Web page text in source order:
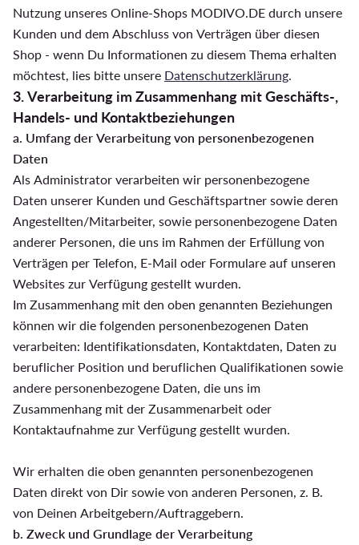
Nutzung unseres Online-Shops MODIVO.DE durch unsere
Kunden und dem Abschluss von Verträgen über diesen
Shop - wenn Du Informationen zu diesem Thema erhalten
möchtest, lies bitte unsere Datenschutzerklärung.
3. Verarbeitung im Zusammenhang mit Geschäfts-,
Handels- und Kontaktbeziehungen
a. Umfang der Verarbeitung von personenbezogenen
Daten
Als Administrator verarbeiten wir personenbezogene
Daten unserer Kunden und Geschäftspartner sowie deren
Angestellten/Mitarbeiter, sowie personenbezogene Daten
anderer Personen, die uns im Rahmen der Erfüllung von
Verträgen per Telefon, E-Mail oder Formulare auf unseren
Websites zur Verfügung gestellt wurden.
Im Zusammenhang mit den oben genannten Beziehungen
können wir die folgenden personenbezogenen Daten
verarbeiten: Identifikationsdaten, Kontaktdaten, Daten zu
beruflicher Position und beruflichen Qualifikationen sowie
andere personenbezogene Daten, die uns im
Zusammenhang mit der Zusammenarbeit oder
Kontaktaufnahme zur Verfügung gestellt wurden.
Wir erhalten die oben genannten personenbezogenen
Daten direkt von Dir sowie von anderen Personen, z. B.
von Deinen Arbeitgebern/Auftraggebern.
b. Zweck und Grundlage der Verarbeitung